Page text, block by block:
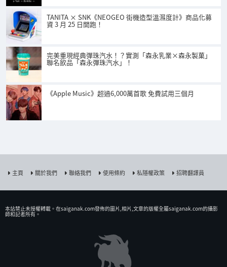
TANITA × SNK《NEOGEO 街機造型溫濕度計》商品化募
資 3 月 25 日開跑！
完美重現經典彈珠汽水！？實測「森永乳業×森永製菓」
聯名飲品「森永彈珠汽水」！
《Apple Music》超過6,000萬首歌 免費試用三個月
主頁 關於我們 聯絡我們 使用條約 私隱權政策 招聘翻譯員
本站禁止未授權𨍭載。在saiganak.com發佈的圖片,相片,文章的版權全屬saiganak.com的攝影
師和記者所有。